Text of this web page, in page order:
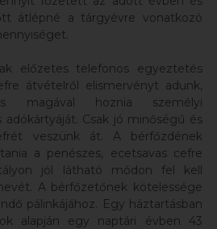
átlépné a tárgyévre vonatkozó
előzetes telefonos egyeztetés
átvételről elismervényt adunk,
magával hoznia személyi
adókártyáját. Csak jó minőségű és
veszünk át. A bérfőzdének
a penészes, ecetsavas cefre
jól látható módon fel kell
A bérfőzetőnek kötelessége
pálinkájához. Egy háztartásban
alapján egy naptári évben 43